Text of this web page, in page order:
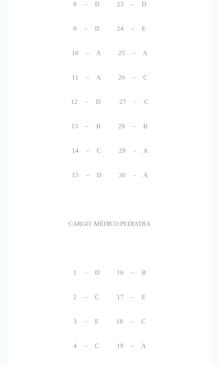
8 – D 23 – D
9 – D 24 – E
10 – A 25 – A
11 – A 26 – C
12 – D 27 – C
13 – B 28 – B
14 – C 29 – A
15 – D 30 – A
CARGO: MÉDICO PEDIATRA
1 – D 16 – B
2 – C 17 – E
3 – E 18 – C
4 – C 19 – A